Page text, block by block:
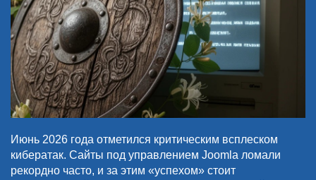
Июнь 2026 года отметился критическим всплеском
кибератак. Сайты под управлением Joomla ломали
рекордно часто, и за этим «успехом» стоит